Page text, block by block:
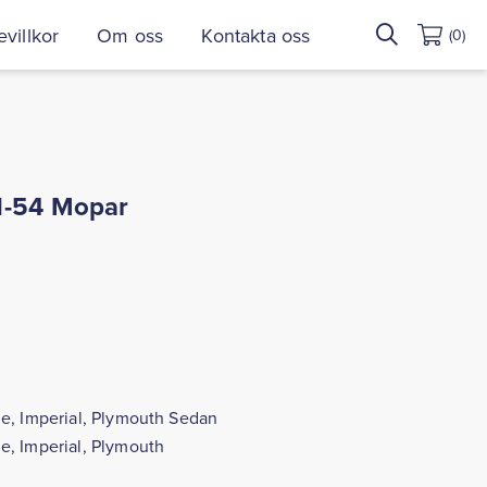
Om oss Kontakta oss
Sök
efter:
(0)
54 Mopar
Imperial, Plymouth Sedan
Imperial, Plymouth